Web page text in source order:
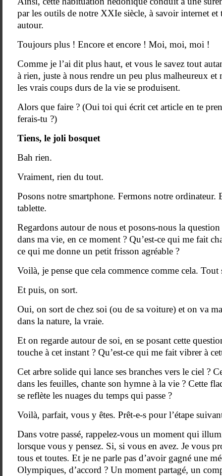
par les outils de notre XXIe siècle, à savoir internet
autour.
Toujours plus ! Encore et encore ! Moi, moi, moi !
Comme je l’ai dit plus haut, et vous le savez tout
à rien, juste à nous rendre un peu plus malheureux et
les vrais coups durs de la vie se produisent.
Alors que faire ? (Oui toi qui écrit cet article en te
ferais-tu ?)
Tiens, le joli bosquet
Bah rien.
Vraiment, rien du tout.
Posons notre smartphone. Fermons notre ordinateur.
tablette.
Regardons autour de nous et posons-nous la
dans ma vie, en ce moment ? Qu’est-ce qui me fait
ce qui me donne un petit frisson agréable ?
Voilà, je pense que cela commence comme cela.
Et puis, on sort.
Oui, on sort de chez soi (ou de sa voiture) et on va
dans la nature, la vraie.
Et on regarde autour de soi, en se posant cette
touche à cet instant ? Qu’est-ce qui me fait vibrer à
Cet arbre solide qui lance ses branches vers le ciel ?
dans les feuilles, chante son hymne à la vie ? Cette
se reflète les nuages du temps qui passe ?
Voilà, parfait, vous y êtes. Prêt-e-s pour l’étape
Dans votre passé, rappelez-vous un moment qui
lorsque vous y pensez. Si, si vous en avez. Je vous
tous et toutes. Et je ne parle pas d’avoir gagné une
Olympiques, d’accord ? Un moment partagé, un